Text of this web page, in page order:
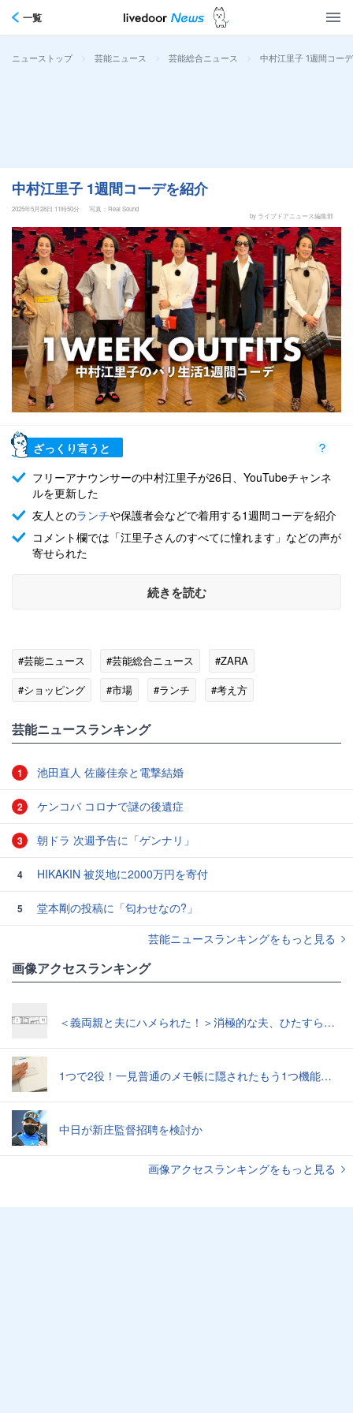
一覧
ニューストップ > 芸能ニュース > 芸能総合ニュース > 中村江里子 1週間コー
中村江里子 1週間コーデを紹介
2025年5月28日 11時50分
写真：Real Sound
by ライブドアニュース編集部
ざっくり言うと
フリーアナウンサーの中村江里子が26日、YouTubeチャンネ
ルを更新した
友人とのランチや保護者会などで着用する1週間コーデを紹介
コメント欄では「江里子さんのすべてに憧れます」などの声が
寄せられた
続きを読む
#芸能ニュース #芸能総合ニュース
#ZARA
#ショッピング
#市場 #ランチ
#考え方
芸能ニュースランキング
1 池田直人 佐藤佳奈と電撃結婚
2 ケンコバ コロナで謎の後遺症
3 朝ドラ 次週予告に「ゲンナリ」
4 HIKAKIN 被災地に2000万円を寄付
5
堂本剛の投稿に「匂わせなの?」
芸能ニュースランキングをもっと見る
画像アクセスランキング
＜義両親と夫にハメられた！＞消極的な夫、ひたすら「NO！」精神的に追い詰められ涙【第3話まんが】
1つで2役！一見普通のメモ帳に隠されたもう1つ機能とは
中日が新庄監督招聘を検討か
画像アクセスランキングをもっと見る